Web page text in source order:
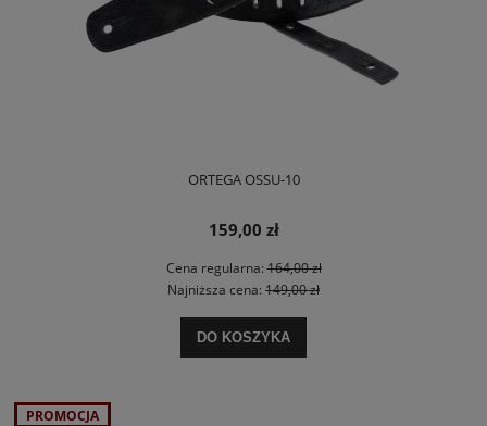
ORTEGA OSSU-10
159,00 zł
Cena regularna:164,00 zł
Najniższa cena: 149,00 zł
DO KOSZYKA
PROMOCJA